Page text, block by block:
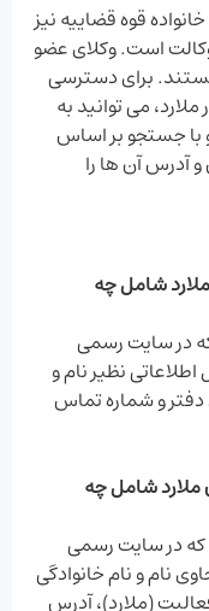
قوه قضاییه نیز
وکالت است. وکلای عضو
هستند. برای دسترسی
می ‌توانید به
با جستجو بر اساس
آدرس آن ‌ها را
شامل چه
در سایت رسمی
نظیر نام و
دفتر و شماره تماس
شامل چه
که در سایت رسمی
نام و نام خانوادگی
(ملارد)، آدرس